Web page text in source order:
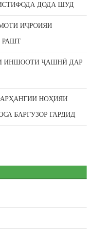
ДОДА ШУД
ИҶРОИЯИ
РАШТ
ИНШООТИ ҶАШНӢ ДАР
НОҲИЯИ
БАРГУЗОР ГАРДИД